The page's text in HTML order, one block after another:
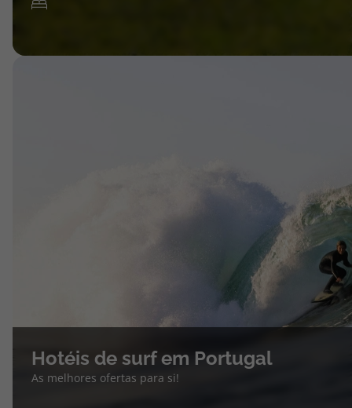
Hotéis de surf em Portugal
As melhores ofertas para si!